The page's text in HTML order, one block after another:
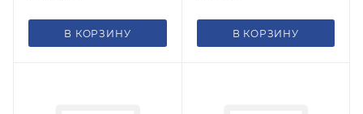
В КОРЗИНУ В КОРЗИНУ